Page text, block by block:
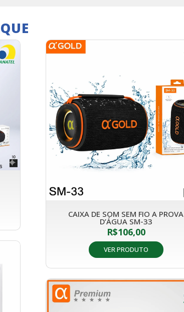
CAIXA DE SOM SEM FIO A PROVA
D’ÁGUA SM-33
R$106,00
VER PRODUTO